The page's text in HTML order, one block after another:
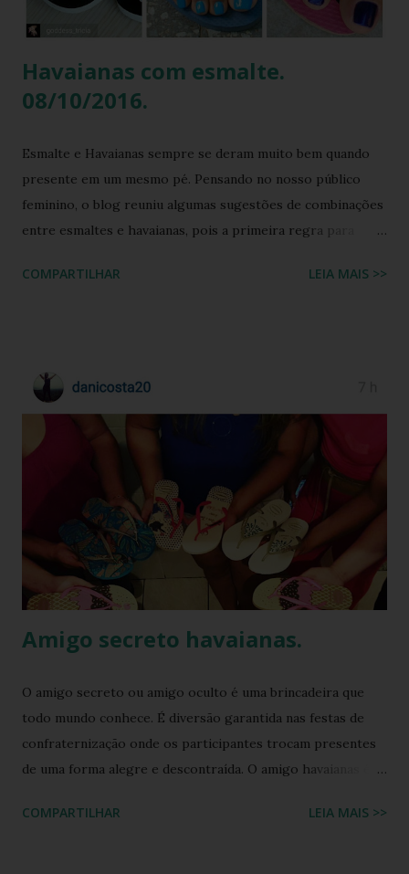
Brook com facilidade. Vamos mergu...
Havaianas com esmalte.
08/10/2016.
Esmalte e Havaianas sempre se deram muito bem quando
presente em um mesmo pé. Pensando no nosso público
feminino, o blog reuniu algumas sugestões de combinações
entre esmaltes e havaianas, pois a primeira regra para
BUSCA PERSONALIZADA NOS ACERVOS DO BLOG
COMPARTILHAR LEIA MAIS >>
Amigo secreto havaianas.
O amigo secreto ou amigo oculto é uma brincadeira que
todo mundo conhece. É diversão garantida nas festas de
confraternização onde os participantes trocam presentes
de uma forma alegre e descontraída. O amigo havaianas é
participantes trocam exclusivamente sandálias havaianas
COMPARTILHAR LEIA MAIS >>